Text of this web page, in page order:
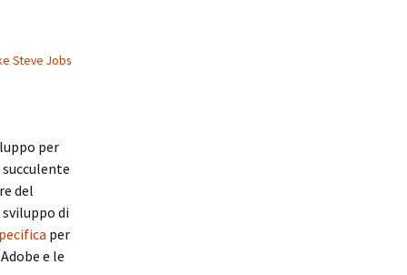
Steve Jobs
per
del
di
per
e le